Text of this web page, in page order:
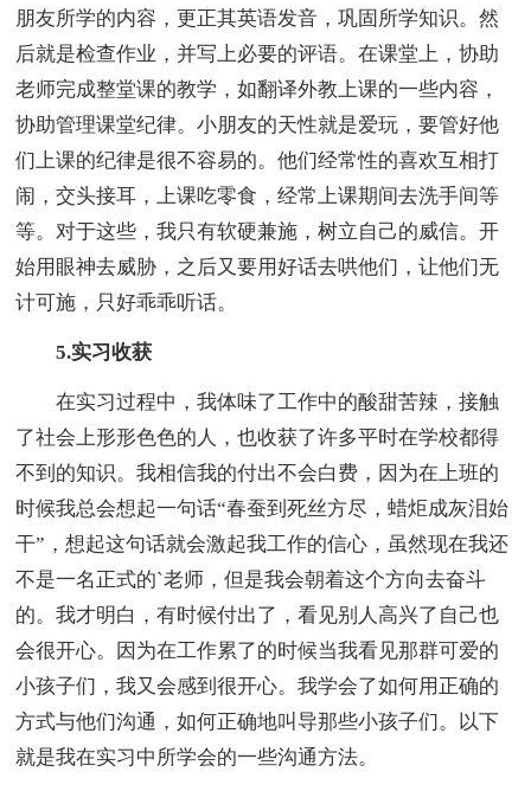
朋友所学的内容，更正其英语发音，巩固所学知识。然
后就是检查作业，并写上必要的评语。在课堂上，协助
老师完成整堂课的教学，如翻译外教上课的一些内容，
协助管理课堂纪律。小朋友的天性就是爱玩，要管好他
们上课的纪律是很不容易的。他们经常性的喜欢互相打
闹，交头接耳，上课吃零食，经常上课期间去洗手间等
等。对于这些，我只有软硬兼施，树立自己的威信。开
始用眼神去威胁，之后又要用好话去哄他们，让他们无
计可施，只好乖乖听话。
5.实习收获
在实习过程中，我体味了工作中的酸甜苦辣，接触
了社会上形形色色的人，也收获了许多平时在学校都得
不到的知识。我相信我的付出不会白费，因为在上班的
时候我总会想起一句话“春蚕到死丝方尽，蜡炬成灰泪始
干”，想起这句话就会激起我工作的信心，虽然现在我还
不是一名正式的`老师，但是我会朝着这个方向去奋斗
的。我才明白，有时候付出了，看见别人高兴了自己也
会很开心。因为在工作累了的时候当我看见那群可爱的
小孩子们，我又会感到很开心。我学会了如何用正确的
方式与他们沟通，如何正确地叫导那些小孩子们。以下
就是我在实习中所学会的一些沟通方法。